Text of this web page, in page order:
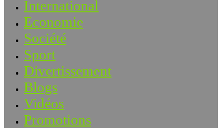
International
Economie
Société
Sport
Divertissement
Blogs
Vidéos
Promotions